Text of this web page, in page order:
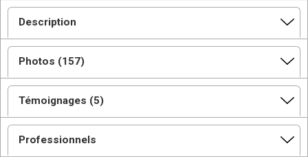
Description
Photos (157)
Témoignages (5)
Professionnels